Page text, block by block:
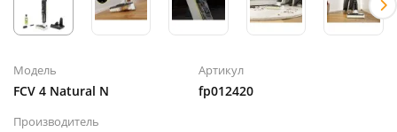
Модель
FCV 4 Natural N
Артикул
fp012420
Производитель